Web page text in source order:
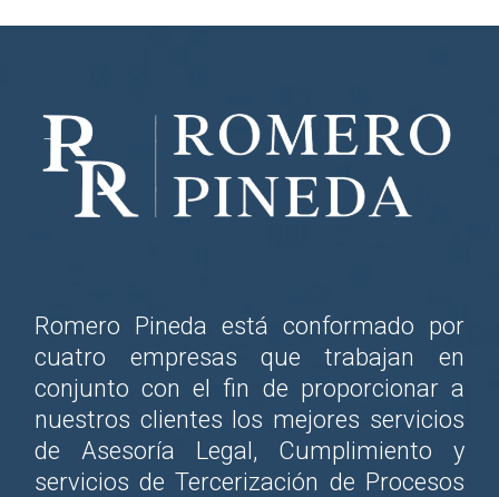
Romero Pineda está conformado por
cuatro empresas que trabajan en
conjunto con el fin de proporcionar a
nuestros clientes los mejores servicios
de Asesoría Legal, Cumplimiento y
servicios de Tercerización de Procesos